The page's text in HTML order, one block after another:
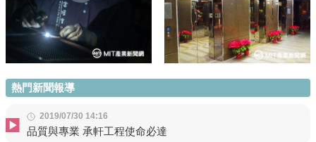
熱門新聞報導
2019/07/30 14:16
品質與專業 承軒工程使命必達